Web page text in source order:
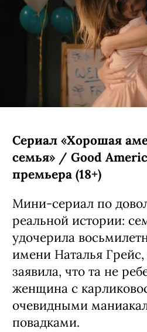
Сериал «Хорошая
семья» / Good
премьера (18+)
Мини-сериал по
реальной истории:
удочерила
имени Наталья
заявила, что та не
женщина с
очевидными
повадками.